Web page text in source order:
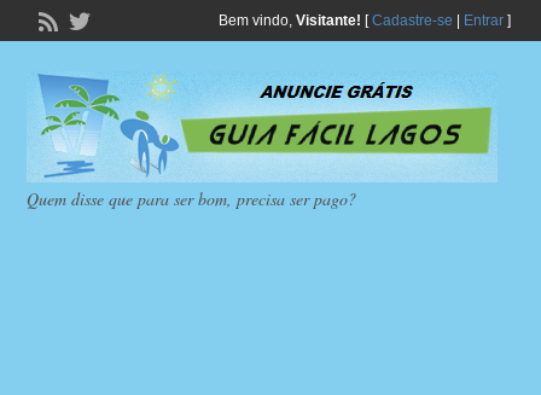
Bem vindo, Visitante! [Cadastre-se Entrar]
Quem disse que para ser bom, precisa ser pago?